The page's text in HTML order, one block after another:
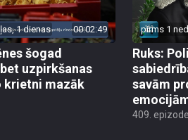
1 dienas 00:02:49
šogad
uzpirkšanas
krietni mazāk
pirms 1
Ruks:
savām
409. epizode